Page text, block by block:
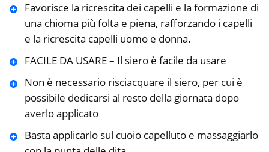
Favorisce la ricrescita dei capelli e la formazione di
una chioma più folta e piena, rafforzando i capelli
e la ricrescita capelli uomo e donna.
FACILE DA USARE – Il siero è facile da usare
Non è necessario risciacquare il siero, per cui è
possibile dedicarsi al resto della giornata dopo
averlo applicato
Basta applicarlo sul cuoio capelluto e massaggiarlo